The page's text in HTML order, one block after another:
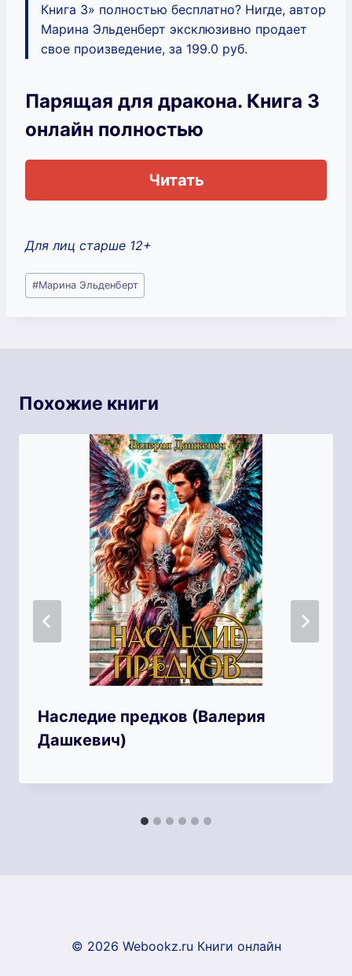
Книга 3» полностью бесплатно? Нигде, автор
Марина Эльденберт эксклюзивно продает
свое произведение, за 199.0 руб.
Парящая для дракона. Книга 3
онлайн полностью
Читать
Для лиц старше 12+
Метки
записи:
#Марина Эльденберт
Похожие книги
Наследие предков (Валерия
Дашкевич)
© 2026 Webookz.ru Книги онлайн